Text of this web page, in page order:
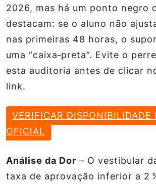
2026, mas há um ponto negro
destacam: se o aluno não
nas primeiras 48 horas, o
uma “caixa‑preta”. Evite o
esta auditoria antes de clicar
link.
VERIFICAR DISPONIBILIDADE
OFICIAL
Análise da Dor – O vestibular
taxa de aprovação inferior a 2